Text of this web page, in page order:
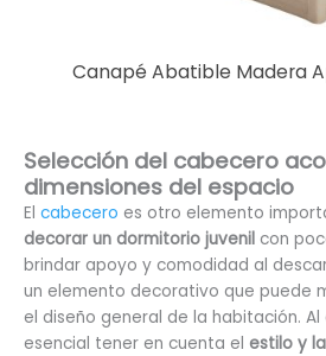
Canapé Abatible Madera
Selección del cabecero
dimensiones del espacio
El cabecero es otro elemento
decorar un dormitorio juvenil con
brindar apoyo y comodidad al
un elemento decorativo que puede
el diseño general de la habitación.
esencial tener en cuenta el estilo y